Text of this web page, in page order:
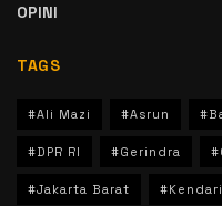
OPINI
TAGS
#Ali Mazi #Asrun
#DPR RI #Gerindra
#Jakarta Barat #Kendari